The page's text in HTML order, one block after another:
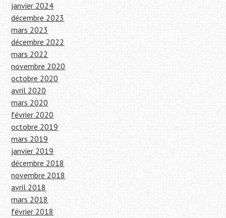
janvier 2024
décembre 2023
mars 2023
décembre 2022
mars 2022
novembre 2020
octobre 2020
avril 2020
mars 2020
février 2020
octobre 2019
mars 2019
janvier 2019
décembre 2018
novembre 2018
avril 2018
mars 2018
février 2018